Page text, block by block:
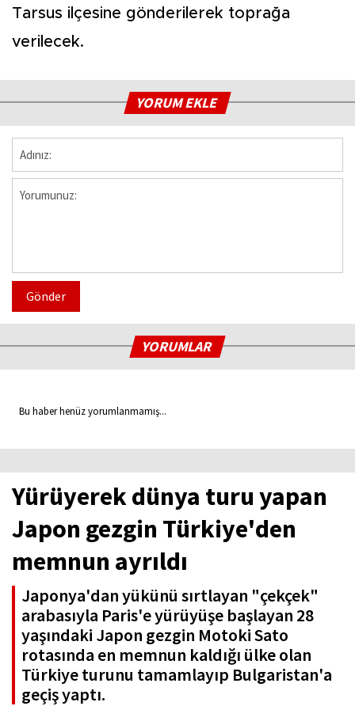
Tarsus ilçesine gönderilerek toprağa
verilecek.
YORUM EKLE
Gönder
YORUMLAR
Bu haber henüz yorumlanmamış...
Yürüyerek dünya turu yapan
Japon gezgin Türkiye'den
memnun ayrıldı
Japonya'dan yükünü sırtlayan "çekçek"
arabasıyla Paris'e yürüyüşe başlayan 28
yaşındaki Japon gezgin Motoki Sato
rotasında en memnun kaldığı ülke olan
Türkiye turunu tamamlayıp Bulgaristan'a
geçiş yaptı.